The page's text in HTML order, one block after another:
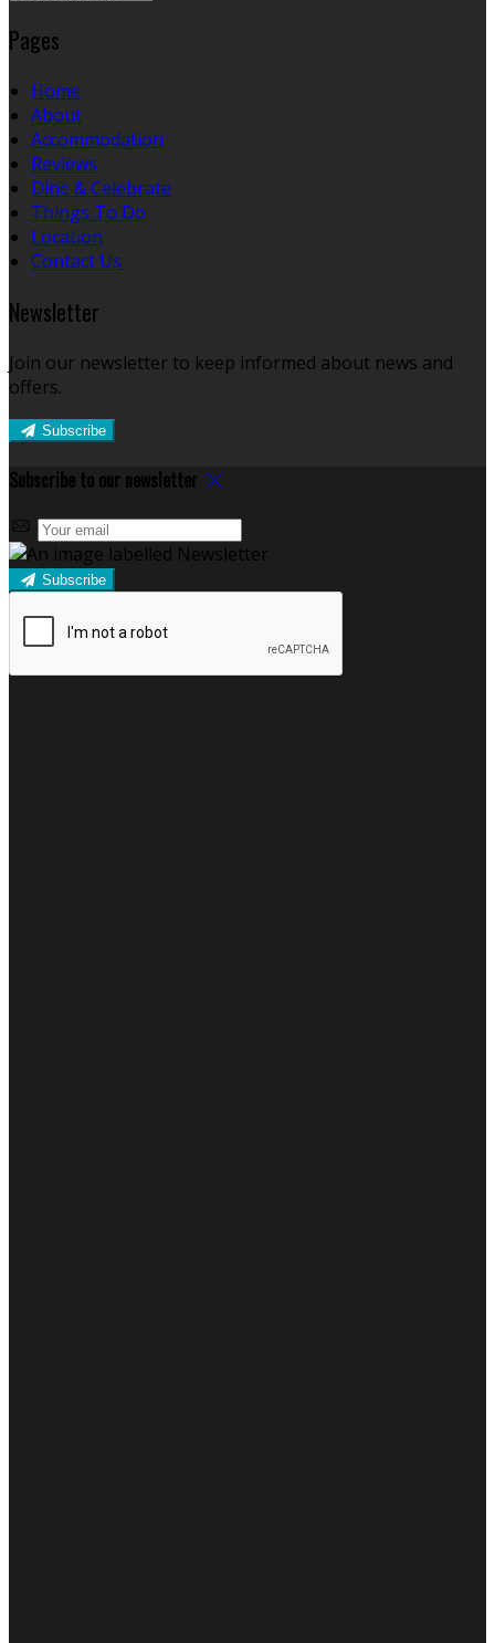
Pages
Home
About
Accommodation
Reviews
Dine & Celebrate
Things To Do
Location
Contact Us
Newsletter
Join our newsletter to keep informed about news and
offers.
Subscribe
Subscribe to our newsletter
Subscribe